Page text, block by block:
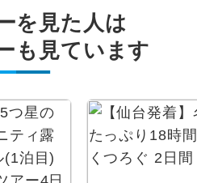
を見た人は
も見ています